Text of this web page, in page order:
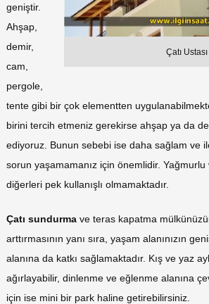
Çatı Ustası
geniştir.
Ahşap,
demir,
cam,
pergole,
tente gibi bir çok elementten
birini tercih etmeniz gerekirse ahşap ya da
ediyoruz. Bunun sebebi ise daha sağlam ve
sorun yaşamamanız için önemlidir. Yağmurlu
diğerleri pek kullanışlı olmamaktadır.
Çatı sundurma ve teras kapatma
arttırmasının yanı sıra, yaşam alanınızın
alanına da katkı sağlamaktadır. Kış ve yaz
ağırlayabilir, dinlenme ve eğlenme alanına
için ise mini bir park haline getirebilirsiniz.